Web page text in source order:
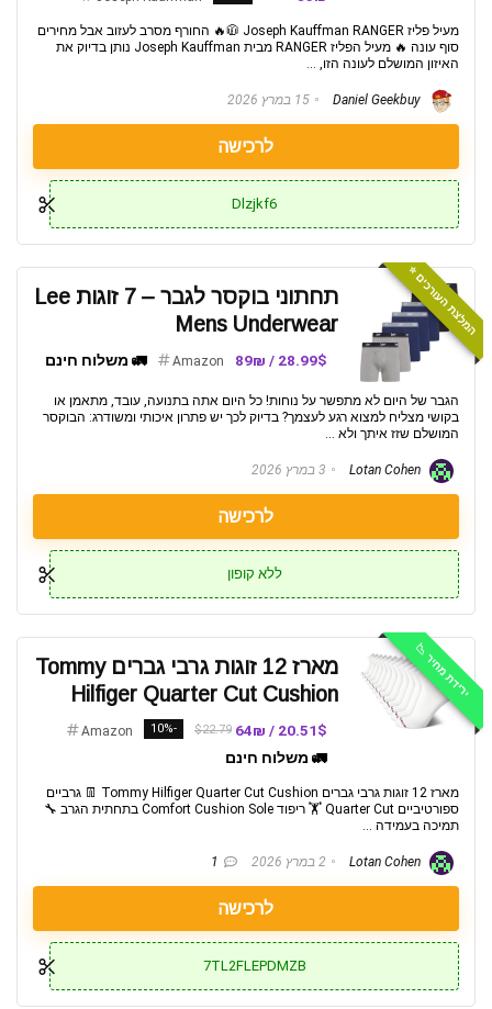
מעיל פליז Joseph Kauffman RANGER 🧥🔥 החורף מסרב לעזוב אבל מחירים
סוף עונה 🔥 מעיל הפליז RANGER מבית Joseph Kauffman נותן בדיוק את
האיזון המושלם לעונה הזו, ...
15 במרץ 2026
לרכישה
Dlzjkf6
המלצת העורכים ⭐️
תחתוני בוקסר לגבר – 7 זוגות Lee
Mens Underwear
28.99$ / 89₪
Amazon 🚛 משלוח חינם
הגבר של היום לא מתפשר על נוחות! כל היום אתה בתנועה, עובד, מתאמן או
בקושי מצליח למצוא רגע לעצמך? בדיוק לכך יש פתרון איכותי ומשודרג: הבוקסר
המושלם שזז איתך ולא ...
3 במרץ 2026
לרכישה
ללא קופון
ירידת מחיר 📉
מארז 12 זוגות גרבי גברים Tommy
Hilfiger Quarter Cut Cushion
20.51$ / 64₪
$22.79
-10%
Amazon
🚛 משלוח חינם
מארז 12 זוגות גרבי גברים Tommy Hilfiger Quarter Cut Cushion 👖 גרביים
ספורטיביים Quarter Cut 🏋️ ריפוד Comfort Cushion Sole בתחתית הגרב 🔧
תמיכה בעמידה ...
2 במרץ 2026 1
לרכישה
7TL2FLEPDMZB